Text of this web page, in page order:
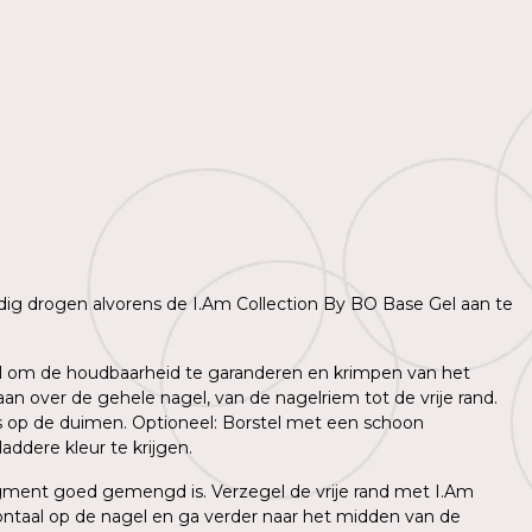
drogen alvorens de I.Am Collection By BO Base Gel aan te
de houdbaarheid te garanderen en krimpen van het
over de gehele nagel, van de nagelriem tot de vrije rand.
op de duimen. Optioneel: Borstel met een schoon
kleur te krijgen.
goed gemengd is. Verzegel de vrije rand met I.Am
op de nagel en ga verder naar het midden van de